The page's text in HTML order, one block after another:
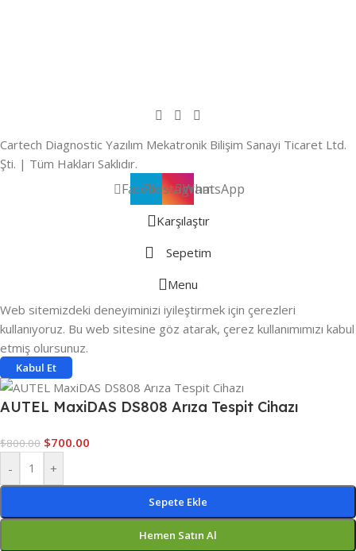
Cartech Diagnostic Yazılım Mekatronik Bilişim Sanayi Ticaret Ltd.
Şti. | Tüm Hakları Saklıdır.
FacebookInstagramWhatsApp
Karşılaştır
Sepetim
Menu
Web sitemizdeki deneyiminizi iyileştirmek için çerezleri
kullanıyoruz. Bu web sitesine göz atarak, çerez kullanımımızı kabul
etmiş olursunuz.
Kabul Et
AUTEL MaxiDAS DS808 Arıza Tespit Cihazı
$800.00 $700.00
-
+
Sepete Ekle
Hemen Satın Al